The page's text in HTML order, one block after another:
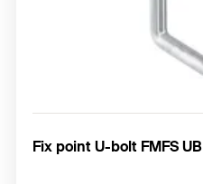
Fix point U-bolt FMFS UB